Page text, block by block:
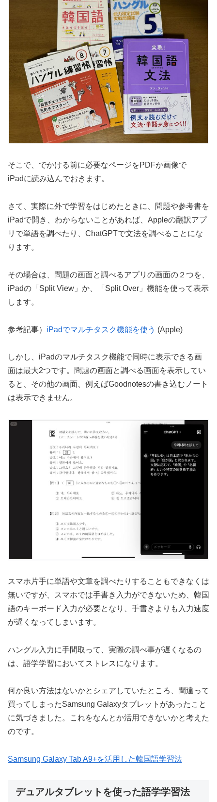
そこで、でかける前に必要なページをPDFか画像で
iPadに読み込んでおきます。
さて、実際に外で学習をはじめたときに、問題や参考書を
iPadで開き、わからないことがあれば、Appleの翻訳アプ
リで単語を調べたり、ChatGPTで文法を調べることにな
ります。
その場合は、問題の画面と調べるアプリの画面の２つを、
iPadの「Split View」か、「Split Over」機能を使って表示
します。
参考記事） iPadでマルチタスク機能を使う (Apple)
しかし、iPadのマルチタスク機能で同時に表示できる画
面は最大2つです。問題の画面と調べる画面を表示してい
ると、その他の画面、例えばGoodnotesの書き込むノート
は表示できません。
スマホ片手に単語や文章を調べたりすることもできなくは
無いですが、スマホでは手書き入力ができないため、韓国
語のキーボード入力が必要となり、手書きよりも入力速度
が遅くなってしまいます。
ハングル入力に手間取って、実際の調べ事が遅くなるの
は、語学学習においてストレスになります。
何か良い方法はないかとシェアしていたところ、間違って
買ってしまったSamsung Galaxyタブレットがあったこと
に気づきました。これをなんとか活用できないかと考えた
のです。
Samsung Galaxy Tab A9+を活用した韓国語学習法
デュアルタブレットを使った語学学習法